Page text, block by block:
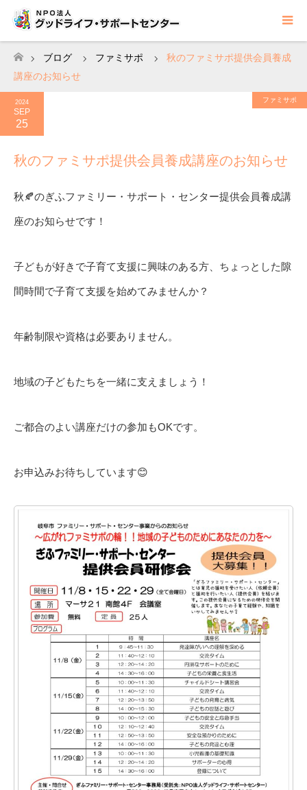
ホーム
ブログ ファミサポ
秋のファミサポ提供会員養成
講座のお知らせ
2024
SEP
25
ファミサポ
秋のファミサポ提供会員養成講座のお知らせ
秋🍂のぎふファミリー・サポート・センター提供会員養成講
座のお知らせです！
子どもが好きで子育て支援に興味のある方、ちょっとした隙
間時間で子育て支援を始めてみませんか？
年齢制限や資格は必要ありません。
地域の子どもたちを一緒に支えましょう！
ご都合のよい講座だけの参加もOKです。
お申込みお待ちしています😊